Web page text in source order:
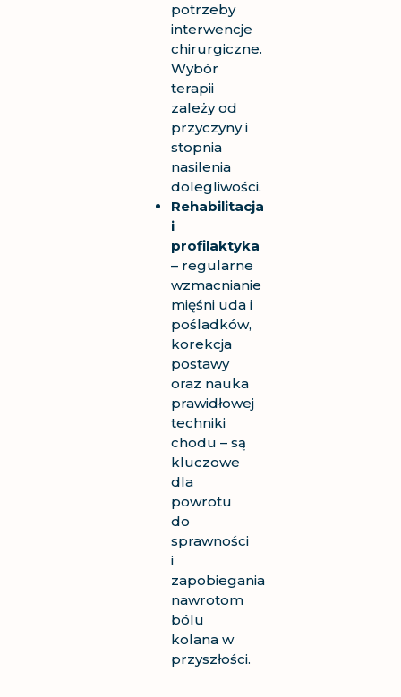
potrzeby
interwencje
chirurgiczne.
Wybór
terapii
zależy od
przyczyny i
stopnia
nasilenia
dolegliwości.
Rehabilitacja
i
profilaktyka
– regularne
wzmacnianie
mięśni uda i
pośladków,
korekcja
postawy
oraz nauka
prawidłowej
techniki
chodu – są
kluczowe
dla
powrotu
do
sprawności
i
zapobiegania
nawrotom
bólu
kolana w
przyszłości.